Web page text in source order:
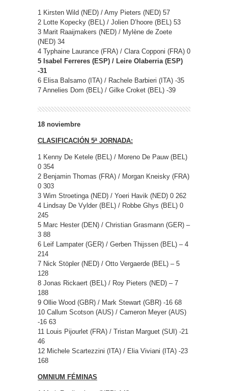
1 Kirsten Wild (NED) / Amy Pieters (NED) 57
2 Lotte Kopecky (BEL) / Jolien D’hoore (BEL) 53
3 Marit Raaijmakers (NED) / Mylène de Zoete
(NED) 34
4 Typhaine Laurance (FRA) / Clara Copponi (FRA) 0
5 Isabel Ferreres (ESP) / Leire Olaberria (ESP)
-31
6 Elisa Balsamo (ITA) / Rachele Barbieri (ITA) -35
7 Annelies Dom (BEL) / Gilke Croket (BEL) -39
18 noviembre
CLASIFICACIÓN 5ª JORNADA:
1 Kenny De Ketele (BEL) / Moreno De Pauw (BEL)
0 354
2 Benjamin Thomas (FRA) / Morgan Kneisky (FRA)
0 303
3 Wim Stroetinga (NED) / Yoeri Havik (NED) 0 262
4 Lindsay De Vylder (BEL) / Robbe Ghys (BEL) 0
245
5 Marc Hester (DEN) / Christian Grasmann (GER) –
3 88
6 Leif Lampater (GER) / Gerben Thijssen (BEL) – 4
214
7 Nick Stöpler (NED) / Otto Vergaerde (BEL) – 5
128
8 Jonas Rickaert (BEL) / Roy Pieters (NED) – 7
188
9 Ollie Wood (GBR) / Mark Stewart (GBR) -16 68
10 Callum Scotson (AUS) / Cameron Meyer (AUS)
-16 63
11 Louis Pijourlet (FRA) / Tristan Marguet (SUI) -21
46
12 Michele Scartezzini (ITA) / Elia Viviani (ITA) -23
168
OMNIUM FÉMINAS